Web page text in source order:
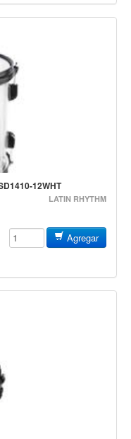
12WHT
LATIN RHYTHM
Agregar